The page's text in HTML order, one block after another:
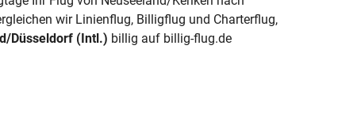
wir Linienflug, Billigflug und Charterflug,
Düsseldorf (Intl.) billig auf billig-flug.de